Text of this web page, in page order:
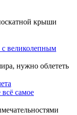
крыши
великолепным
нужно облететь
самое